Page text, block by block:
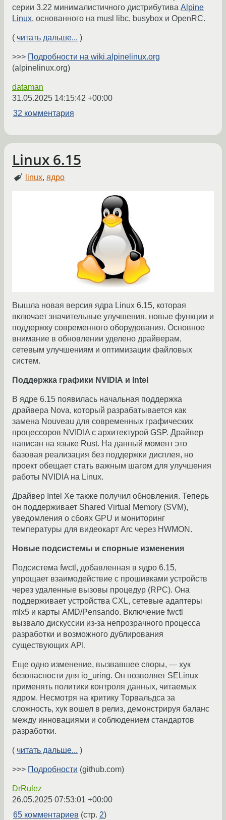
серии 3.22 минималистичного дистрибутива Alpine
Linux, основанного на musl libc, busybox и OpenRC.
( читать дальше... )
>>> Подробности на wiki.alpinelinux.org
(alpinelinux.org)
dataman
31.05.2025 14:15:42 +00:00
32 комментария
Linux 6.15
linux, ядро
Вышла новая версия ядра Linux 6.15, которая
включает значительные улучшения, новые функции и
поддержку современного оборудования. Основное
внимание в обновлении уделено драйверам,
сетевым улучшениям и оптимизации файловых
систем.
Поддержка графики NVIDIA и Intel
В ядре 6.15 появилась начальная поддержка
драйвера Nova, который разрабатывается как
замена Nouveau для современных графических
процессоров NVIDIA с архитектурой GSP. Драйвер
написан на языке Rust. На данный момент это
базовая реализация без поддержки дисплея, но
проект обещает стать важным шагом для улучшения
работы NVIDIA на Linux.
Драйвер Intel Xe также получил обновления. Теперь
он поддерживает Shared Virtual Memory (SVM),
уведомления о сбоях GPU и мониторинг
температуры для видеокарт Arc через HWMON.
Новые подсистемы и спорные изменения
Подсистема fwctl, добавленная в ядро 6.15,
упрощает взаимодействие с прошивками устройств
через удаленные вызовы процедур (RPC). Она
поддерживает устройства CXL, сетевые адаптеры
mlx5 и карты AMD/Pensando. Включение fwctl
вызвало дискуссии из-за непрозрачного процесса
разработки и возможного дублирования
существующих API.
Еще одно изменение, вызвавшее споры, — хук
безопасности для io_uring. Он позволяет SELinux
применять политики контроля данных, читаемых
ядром. Несмотря на критику Торвальдса за
сложность, хук вошел в релиз, демонстрируя баланс
между инновациями и соблюдением стандартов
разработки.
( читать дальше... )
>>> Подробности (github.com)
DrRulez
26.05.2025 07:53:01 +00:00
65 комментариев (стр. 2)